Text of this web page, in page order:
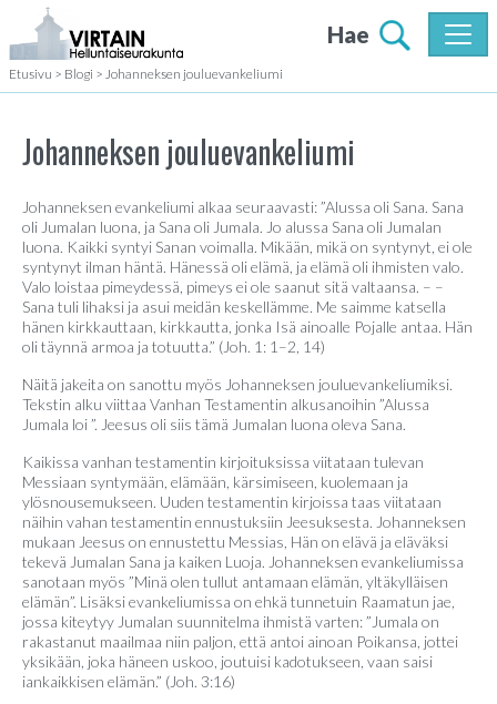
Hae
Etusivu > Blogi > Johanneksen jouluevankeliumi
Johanneksen jouluevankeliumi
Johanneksen evankeliumi alkaa seuraavasti: ”Alussa oli Sana. Sana
oli Jumalan luona, ja Sana oli Jumala. Jo alussa Sana oli Jumalan
luona. Kaikki syntyi Sanan voimalla. Mikään, mikä on syntynyt, ei ole
syntynyt ilman häntä. Hänessä oli elämä, ja elämä oli ihmisten valo.
Valo loistaa pimeydessä, pimeys ei ole saanut sitä valtaansa. – –
Sana tuli lihaksi ja asui meidän keskellämme. Me saimme katsella
hänen kirkkauttaan, kirkkautta, jonka Isä ainoalle Pojalle antaa. Hän
oli täynnä armoa ja totuutta.” (Joh. 1: 1–2, 14)
Näitä jakeita on sanottu myös Johanneksen jouluevankeliumiksi.
Tekstin alku viittaa Vanhan Testamentin alkusanoihin ”Alussa
Jumala loi ”. Jeesus oli siis tämä Jumalan luona oleva Sana.
Kaikissa vanhan testamentin kirjoituksissa viitataan tulevan
Messiaan syntymään, elämään, kärsimiseen, kuolemaan ja
ylösnousemukseen. Uuden testamentin kirjoissa taas viitataan
näihin vahan testamentin ennustuksiin Jeesuksesta. Johanneksen
mukaan Jeesus on ennustettu Messias, Hän on elävä ja eläväksi
tekevä Jumalan Sana ja kaiken Luoja. Johanneksen evankeliumissa
sanotaan myös ”Minä olen tullut antamaan elämän, yltäkylläisen
elämän”. Lisäksi evankeliumissa on ehkä tunnetuin Raamatun jae,
jossa kiteytyy Jumalan suunnitelma ihmistä varten: ”Jumala on
rakastanut maailmaa niin paljon, että antoi ainoan Poikansa, jottei
yksikään, joka häneen uskoo, joutuisi kadotukseen, vaan saisi
iankaikkisen elämän.” (Joh. 3:16)